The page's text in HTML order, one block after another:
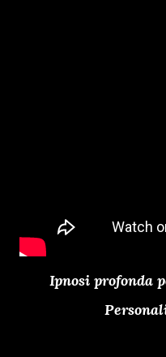
Ipnosi profonda per dormire | Attenzioni